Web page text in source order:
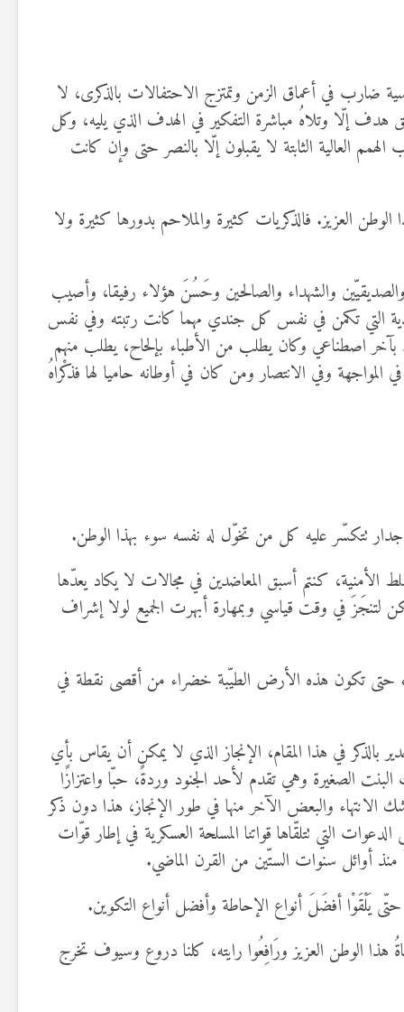
ضارب في أعماق الزمن وتمتزج الاحتفالات بالذكرى، لا
هدف إلّا وتلاهُ مباشرة التفكير في الهدف الذي يليه، وكل
العالية الثابتة لا يقبلون إلّا بالنصر حتى وإن كانت
العزيز. فالذكريات كثيرة والملاحم بدورها كثيرة ولا
والشهداء والصالحين وحَسُنَ هؤلاء رفيقا، وأصيب
التي تكمن في نفس كل جندي مهما كانت رتبته وفي نفس
بآخر اصطناعي وكان يطلب من الأطباء بإلحاح، يطلب منهم
المواجهة وفي الانتصار ومن كان في أوطانه حاميا لها فذكْراهُ
تتكسّر عليه كل من تخوّل له نفسه سوء بهذا الوطن.
كنتم أسبق المعاضدين في مجالات لا يكاد يعدّها
لتنجَزَ في وقت قياسي وبمهارة أبهرت الجميع لولا إشراف
حتى تكون هذه الأرض الطيّبة خضراء من أقصى نقطة في
بالذكر في هذا المقام، الإنجاز الذي لا يمكن أن يقاس بأي
الصغيرة وهي تقدم لأحد الجنود وردةً، حبّا واعتزازًا
الانتهاء والبعض الآخر منها في طور الإنجاز، هذا دون ذكر
التي تتلقّاها قواتنا المسلحة العسكرية في إطار قوّات
أوائل سنوات الستّين من القرن الماضي.
يَلْقَوْا أفضَلَ أنواع الإحاطة وأفضل أنواع التكوين.
هذا الوطن العزيز ورَافِعُوا رايته، كلنا دروع وسيوف تخرج